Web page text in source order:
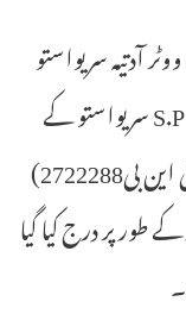
آدتیہ سریواستو
(ای پی ائی سی نمبر ایف پی پی6437040) S.P سریواستو کے
بیٹے اور وشال سنگھ (ای پی ائی سی نمبرائی این بی2722288)
طور پر درج کیا گیا